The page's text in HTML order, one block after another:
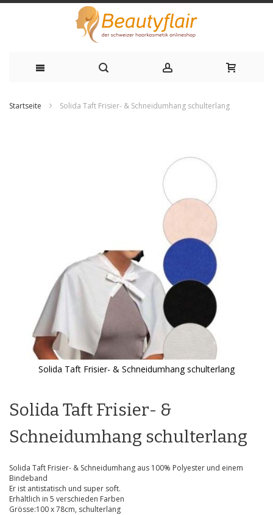
Startseite Solida Taft Frisier- & Schneidumhang schulterlang
Solida Taft Frisier- & Schneidumhang schulterlang
der
Bildgalerie
Solida Taft Frisier- &
Schneidumhang schulterlang
Solida Taft Frisier- & Schneidumhang aus 100% Polyester und einem
Bindeband
Er ist antistatisch und super soft.
Erhältlich in 5 verschieden Farben
Grösse:100 x 78cm, schulterlang